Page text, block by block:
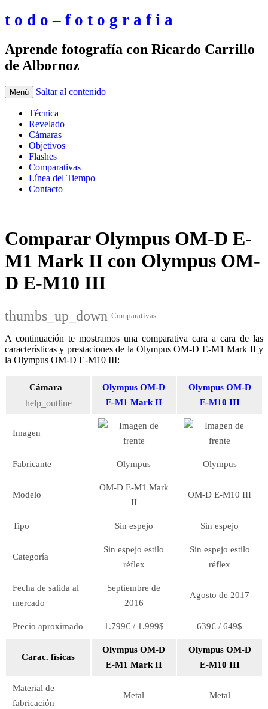
t o d o – f o t o g r a f i a
Aprende fotografía con Ricardo Carrillo
de Albornoz
Menú Saltar al contenido
Técnica
Revelado
Cámaras
Objetivos
Flashes
Comparativas
Línea del Tiempo
Contacto
Comparar Olympus OM-D E-
M1 Mark II con Olympus OM-
D E-M10 III
thumbs_up_down Comparativas
A continuación te mostramos una comparativa cara a cara de las
características y prestaciones de la Olympus OM-D E-M1 Mark II y
la Olympus OM-D E-M10 III:
Cámara
help_outline
Olympus OM-D
E-M1 Mark II
Olympus OM-D
E-M10 III
Imagen
Fabricante Olympus Olympus
Modelo
OM-D E-M1 Mark
II
OM-D E-M10 III
Tipo Sin espejo Sin espejo
Categoría
Sin espejo estilo
réflex
Sin espejo estilo
réflex
Fecha de salida al
mercado
Septiembre de
2016
Agosto de 2017
Precio aproximado 1.799€ / 1.999$ 639€ / 649$
Carac. físicas
Olympus OM-D
E-M1 Mark II
Olympus OM-D
E-M10 III
Material de
fabricación
Metal Metal